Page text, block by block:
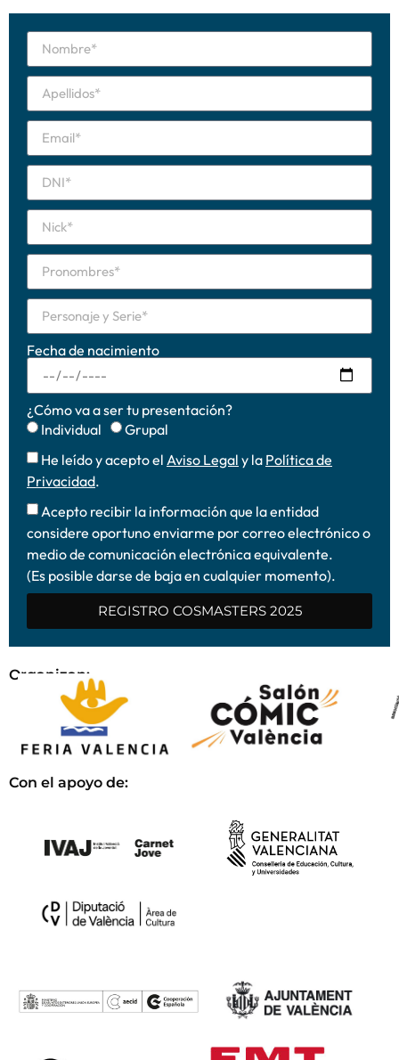
Fecha de nacimiento
¿Cómo va a ser tu presentación?
Individual
Grupal
He leído y acepto el Aviso Legal y la Política de
Privacidad.
Acepto recibir la información que la entidad
considere oportuno enviarme por correo electrónico o
medio de comunicación electrónica equivalente.
(Es posible darse de baja en cualquier momento).
REGISTRO COSMASTERS 2025
Organizan:
Con el apoyo de: